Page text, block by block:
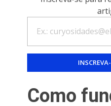
Como